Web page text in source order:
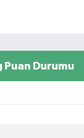
Puan Durumu